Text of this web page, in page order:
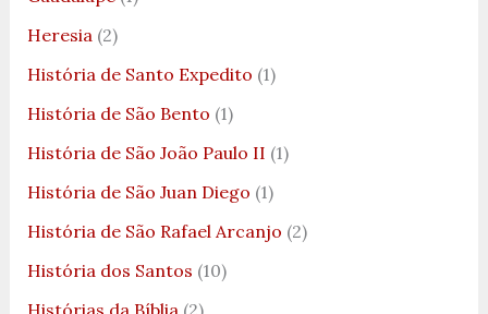
Heresia(2)
História de Santo Expedito (1)
História de São Bento (1)
História de São João Paulo II (1)
História de São Juan Diego (1)
História de São Rafael Arcanjo (2)
História dos Santos (10)